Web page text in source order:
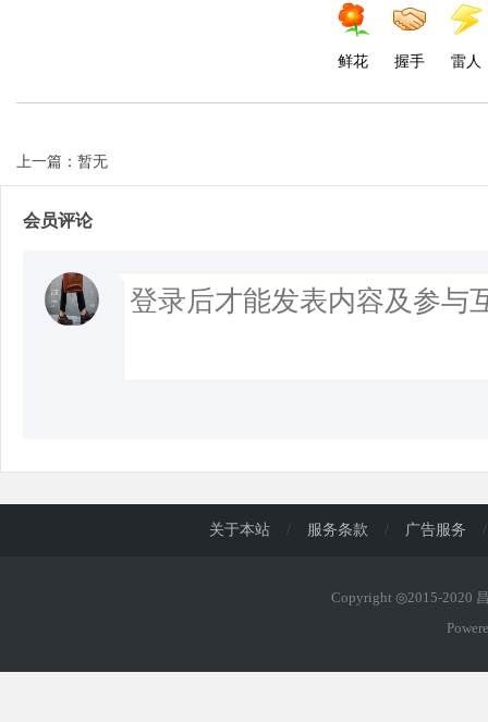
鲜花 握手 雷人
上一篇：暂无
会员评论
关于本站 / 服务条款 / 广告服务 /
Copyright ◎2015-2020